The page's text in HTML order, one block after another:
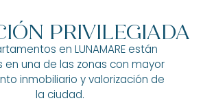
PRIVILEGIADA
en LUNAMARE están
en una de las zonas con mayor
inmobiliario y valorización de
la ciudad.